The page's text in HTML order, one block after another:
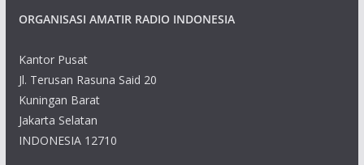
ORGANISASI AMATIR RADIO INDONESIA
Kantor Pusat
Jl. Terusan Rasuna Said 20
Kuningan Barat
Jakarta Selatan
INDONESIA 12710